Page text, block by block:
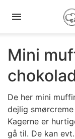
Mini
De her mini
dejlig
Kagerne er
gå til. De kan